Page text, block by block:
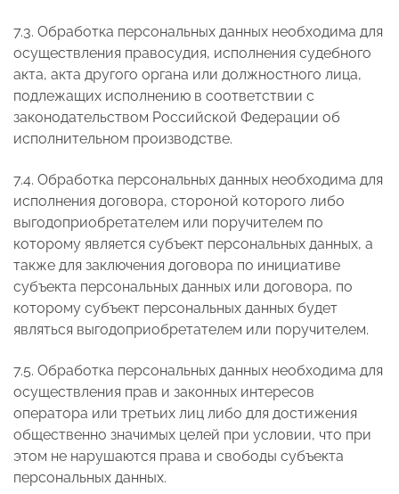
7.3. Обработка персональных данных необходима для
осуществления правосудия, исполнения судебного
акта, акта другого органа или должностного лица,
подлежащих исполнению в соответствии с
законодательством Российской Федерации об
исполнительном производстве.
7.4. Обработка персональных данных необходима для
исполнения договора, стороной которого либо
выгодоприобретателем или поручителем по
которому является субъект персональных данных, а
также для заключения договора по инициативе
субъекта персональных данных или договора, по
которому субъект персональных данных будет
являться выгодоприобретателем или поручителем.
7.5. Обработка персональных данных необходима для
осуществления прав и законных интересов
оператора или третьих лиц либо для достижения
общественно значимых целей при условии, что при
этом не нарушаются права и свободы субъекта
персональных данных.